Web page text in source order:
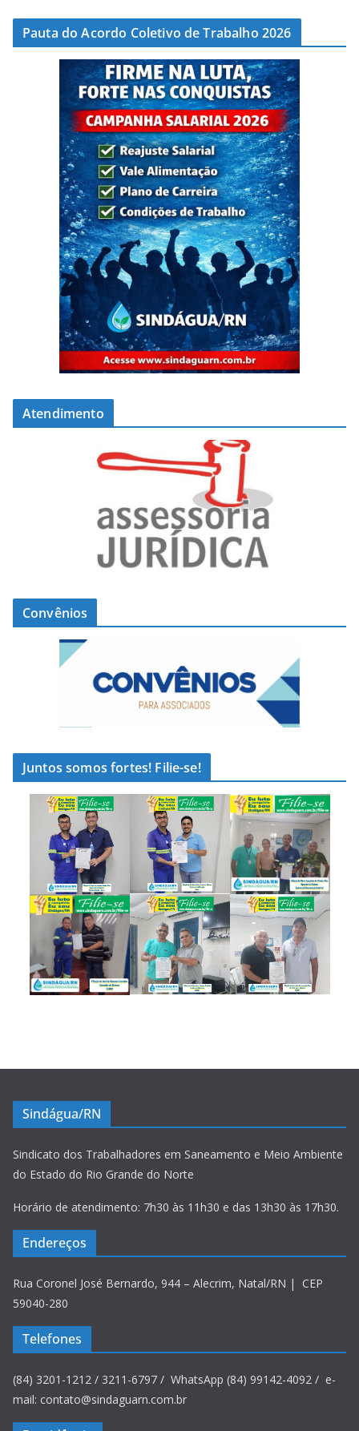
Pauta do Acordo Coletivo de Trabalho 2026
Atendimento
Convênios
Juntos somos fortes! Filie-se!
Sindágua/RN
Sindicato dos Trabalhadores em Saneamento e Meio Ambiente
do Estado do Rio Grande do Norte
Horário de atendimento: 7h30 às 11h30 e das 13h30 às 17h30.
Endereços
Rua Coronel José Bernardo, 944 – Alecrim, Natal/RN | CEP
59040-280
Telefones
(84) 3201-1212 / 3211-6797 / WhatsApp (84) 99142-4092 / e-
mail: contato@sindaguarn.com.br